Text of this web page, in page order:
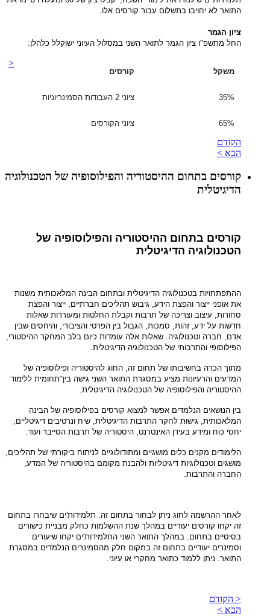
התואר לא יחויבו בתשלום עבור קורסים אלו
ציון הגמר
החל מתשפ"ו ציון הגמר לתואר השני במסלול העיוני ישוקלל כלהלן:
משקל קורסים
35% ציוני 2 העבודות הסמינריוניות
65% ציוני הקורסים
<
הקודם
הבא >
קורסים בתחום ההיסטוריה והפילוסופיה של הטכנולוגיה
הדיגיטלית
קורסים בתחום ההיסטוריה והפילוסופיה של
הטכנולוגיה הדיגיטלית
ההתפתחויות בטכנולוגיה הדיגיטלית ובתחום הבינה המלאכותית משנות
את אופני ייצור והפצת הידע, גיבוש תהליכים חברתיים, ייצור והפצת
סחורות, עיצוב וצריכה של תרבות וקבלת החלטות ומעוררות שאלות
חדשות על ידע, זהות, סמכות, הגבול בין הפרטי והציבורי, והיחסים שבין
אדם, חברה וטכנולוגיה. שאלות אלה עומדות כיום בלב המחקר ההיסטורי,
הפילוסופי והתרבותי של הטכנולוגיה הדיגיטלית.
מתוך הכרה בחשיבותו של תחום זה, החוג להיסטוריה ופילוסופיה של
המדעים והרעיונות מציע במסגרת התואר השני גישה בין־תחומית ללימוד
ההיסטוריה והפילוסופיה של הטכנולוגיה הדיגיטלית.
בין הנושאים הנלמדים אפשר למצוא קורסים בפילוסופיה של הבינה
המלאכותית, גישות לחקר התרבות הדיגיטלית, שיח ונרטיבים דיגיטליים,
יחסי כוח ומידע בעידן האינטרנט, היסטוריה של תרבות הסייבר ועוד.
הלימודים מקנים כלים מושגיים ומתודולוגיים לניתוח ביקורתי של תהליכים,
מושגים וטכנולוגיות דיגיטליות ולהבנת מקומם בהיסטוריה של המדע,
החברה והתרבות.
לאחר ההרשמה לחוג ניתן לבחור בתחום זה. תלמידות'ים שיבחרו בתחום
זה יקחו קורסים יעודיים במהלך שנת ההשלמות כחלק מבניית כישורים
בסיסיים בתחום. במהלך התואר השני התלמידות'ים יקחו שיעורים
וסמינרים יעודיים בתחום זה במקום חלק מהסמינרים הנלמדים במסגרת
התואר. ניתן ללמוד כתואר מחקרי או עיוני.
< הקודם
הבא >